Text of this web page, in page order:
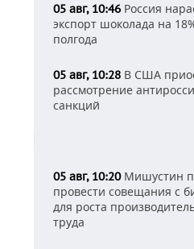
05 авг, 10:46 Россия
экспорт шоколада на
полгода
05 авг, 10:28 В США
рассмотрение
санкций
05 авг, 10:20Мишустин
провести совещания с
для роста
труда